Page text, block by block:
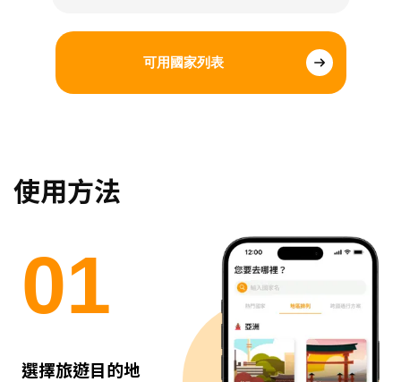
可用國家列表
使用方法
01
選擇旅遊目的地